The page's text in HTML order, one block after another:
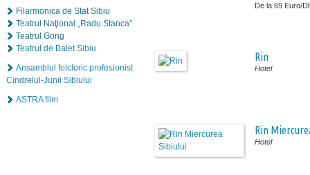
Filarmonica de Stat Sibiu
Teatrul Naţional „Radu Stanca”
Teatrul Gong
Teatrul de Balet Sibiu
Ansamblul folcloric profesionist
Cindrelul-Junii Sibiului
ASTRA film
De la 69 Euro/
Rin
Hotel
Rin
Hotel